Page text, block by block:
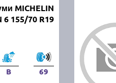
MICHELIN
6 155/70 R19
B 69